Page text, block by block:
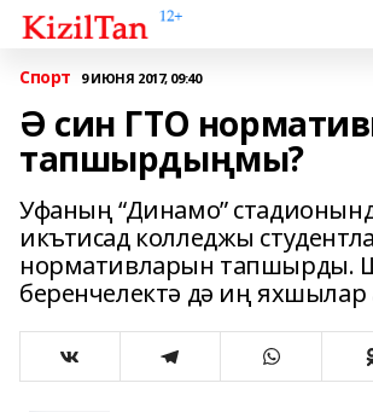
Спорт 9 ИЮНЯ 2017, 09:40
Ә син ГТО
тапшырдыңмы?
Уфаның “Динамо”
икътисад колледжы
нормативларын тапшырды.
беренчелектә дә иң